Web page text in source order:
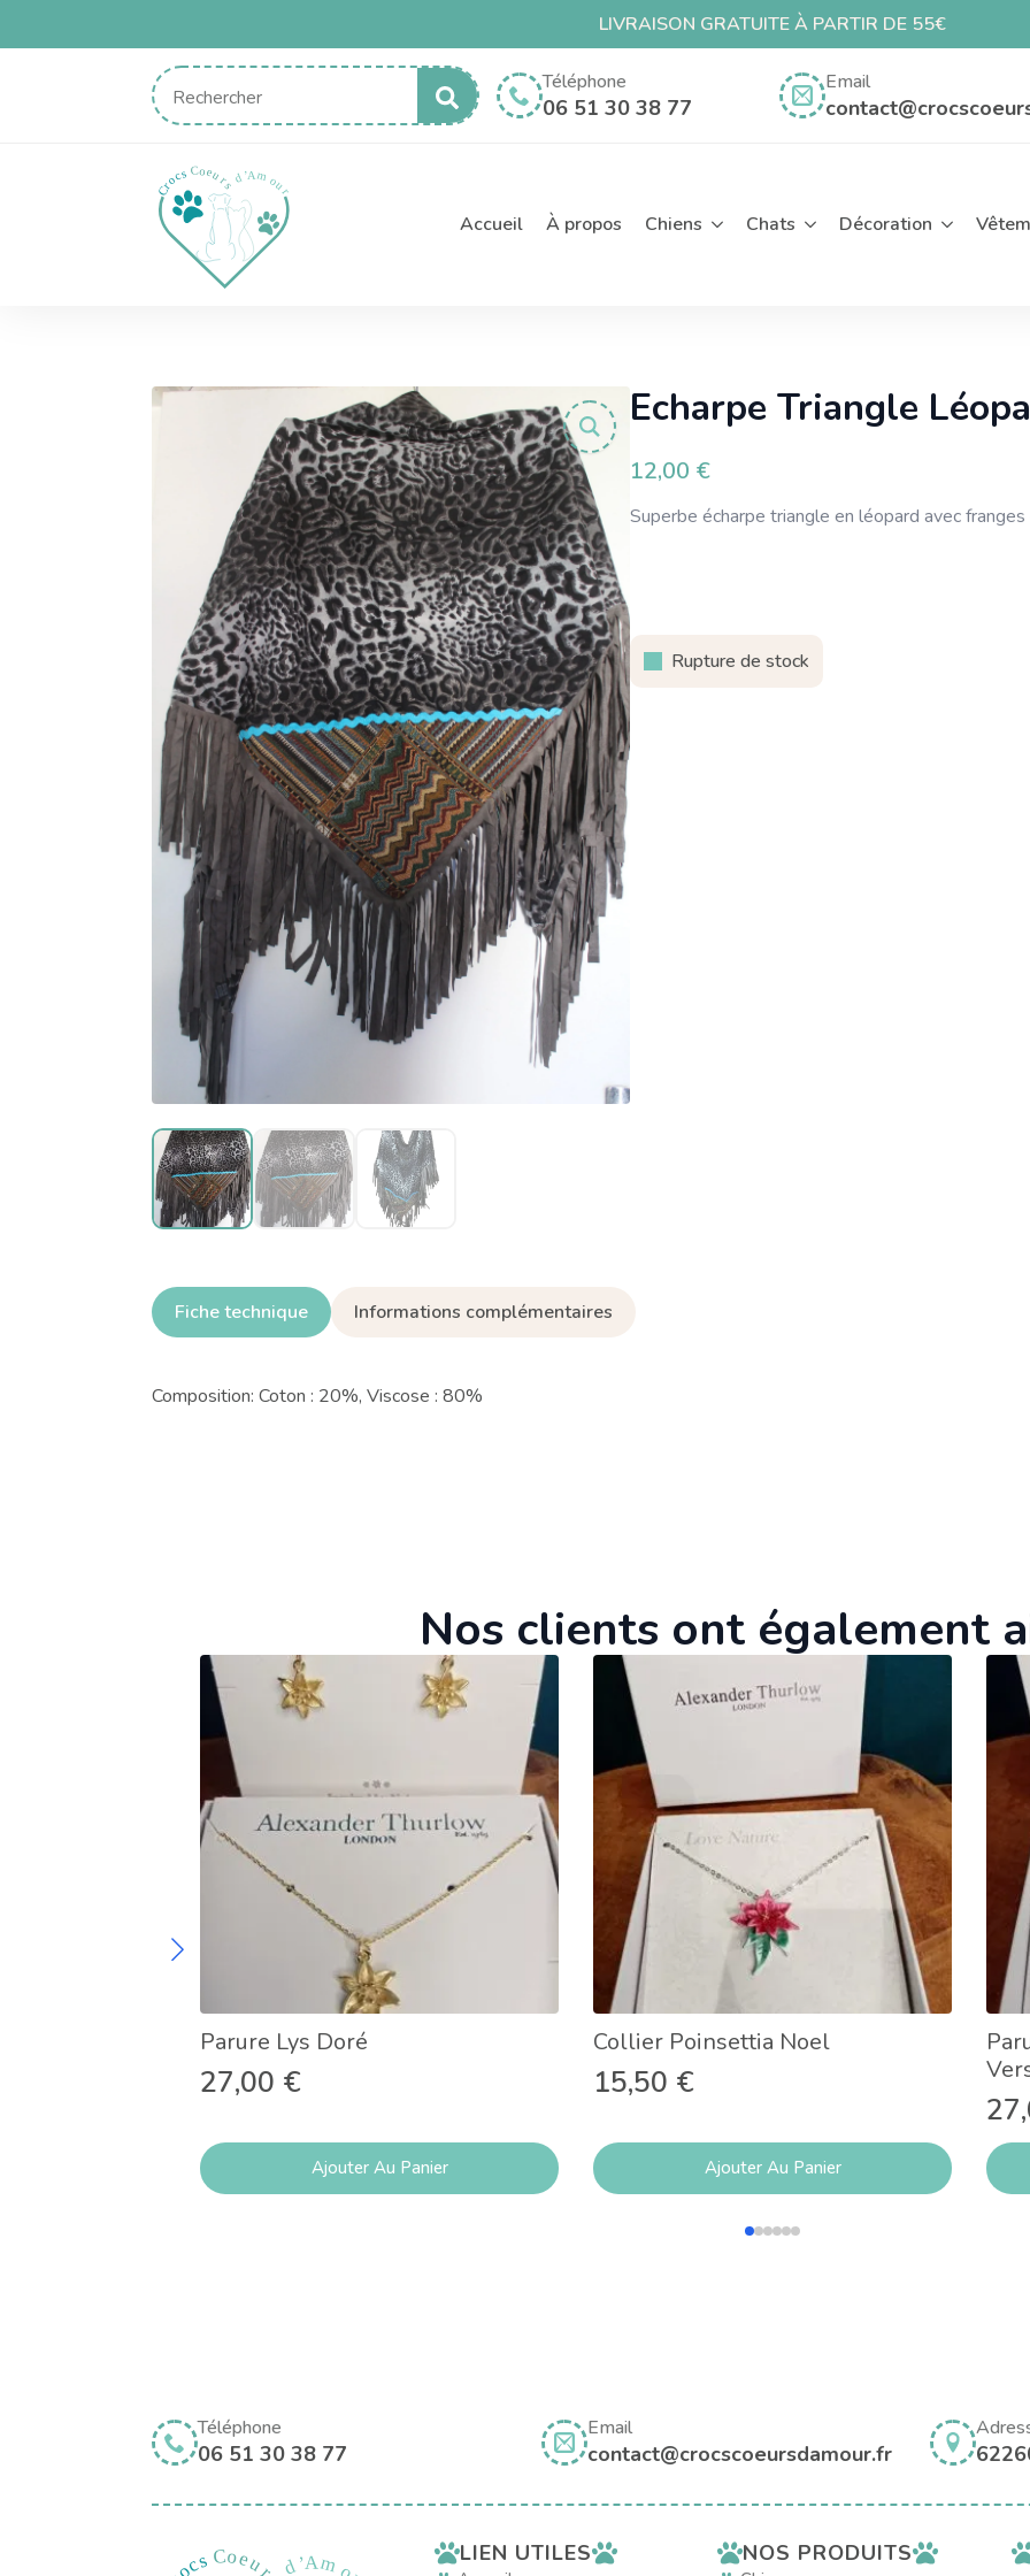
LIVRAISON GRATUITE À PARTIR DE 55€
Search
for:
Téléphone
06 51 30 38 77
Email
Accueil À propos Chiens Chats Décoration
Echarpe Triangle
12,00 €
Superbe écharpe triangle en léopard avec
Rupture de stock
Fiche technique Informations complémentaires
Composition: Coton : 20%, Viscose : 80%
Nos clients ont également
Parure Lys Doré
27,00 €
Ajouter Au Panier
Collier Poinsettia Noel
15,50 €
Ajouter Au Panier
Téléphone
06 51 30 38 77
Email
contact@crocscoeursdamour.fr
LIEN UTILES NOS PRODUITS